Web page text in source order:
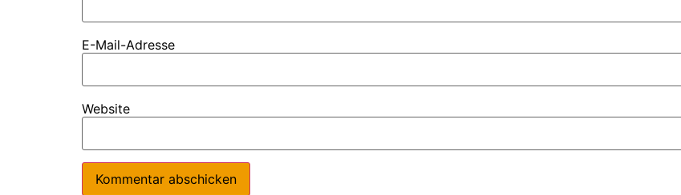
E-Mail-Adresse
Website